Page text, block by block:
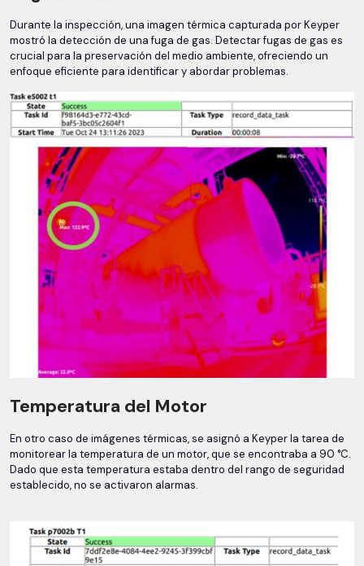
Durante la inspección, una imagen térmica capturada por Keyper
mostró la detección de una fuga de gas. Detectar fugas de gas es
crucial para la preservación del medio ambiente, ofreciendo un
enfoque eficiente para identificar y abordar problemas.
Temperatura del Motor
En otro caso de imágenes térmicas, se asignó a Keyper la tarea de
monitorear la temperatura de un motor, que se encontraba a 90 °C.
Dado que esta temperatura estaba dentro del rango de seguridad
establecido, no se activaron alarmas.